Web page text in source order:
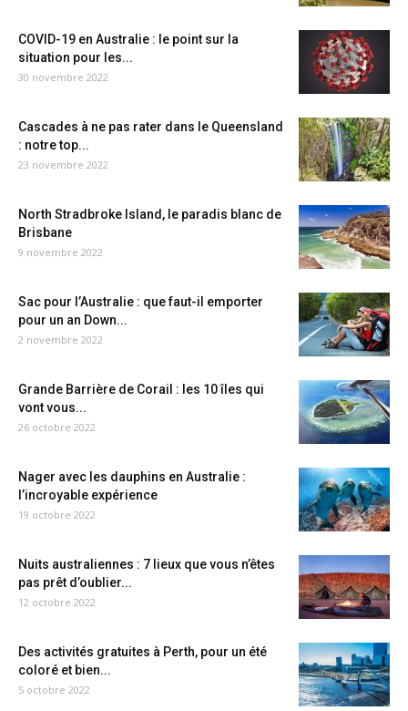
COVID-19 en Australie : le point sur la
situation pour les...
30 novembre 2022
Cascades à ne pas rater dans le Queensland
: notre top...
23 novembre 2022
North Stradbroke Island, le paradis blanc de
Brisbane
9 novembre 2022
Sac pour l’Australie : que faut-il emporter
pour un an Down...
2 novembre 2022
Grande Barrière de Corail : les 10 îles qui
vont vous...
26 octobre 2022
Nager avec les dauphins en Australie :
l’incroyable expérience
19 octobre 2022
Nuits australiennes : 7 lieux que vous n’êtes
pas prêt d’oublier...
12 octobre 2022
Des activités gratuites à Perth, pour un été
coloré et bien...
5 octobre 2022